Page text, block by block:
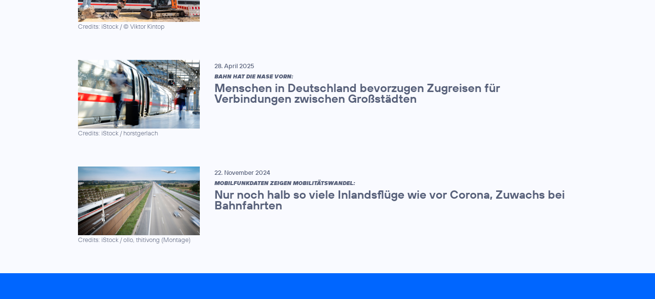
Credits: iStock / © Viktor Kintop
Credits: iStock / horstgerlach
28. April 2025
BAHN HAT DIE NASE VORN:
Menschen in Deutschland bevorzugen Zugreisen für
Verbindungen zwischen Großstädten
Credits: iStock / ollo, thitivong (Montage)
22. November 2024
MOBILFUNKDATEN ZEIGEN MOBILITÄTSWANDEL:
Nur noch halb so viele Inlandsflüge wie vor Corona, Zuwachs bei
Bahnfahrten